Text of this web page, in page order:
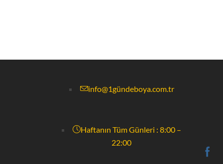
info@1gündeboya.com.tr
Haftanın Tüm Günleri : 8:00 –
22:00